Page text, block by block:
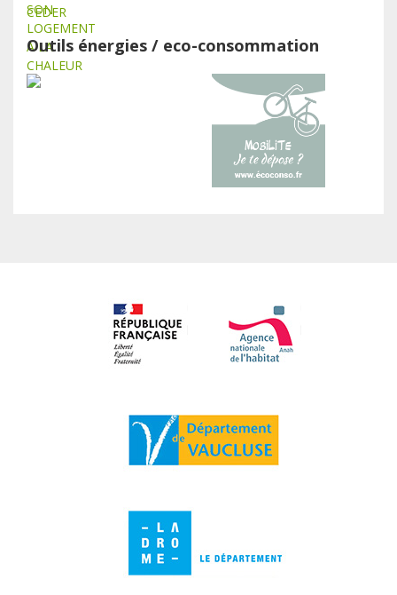
Outils énergies / eco-consommation